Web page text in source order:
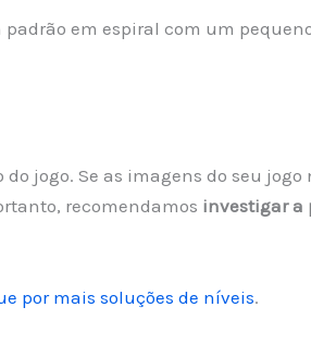
em espiral com um
jogo. Se as imagens do seu
recomendamos investigar a
por mais soluções de níveis.